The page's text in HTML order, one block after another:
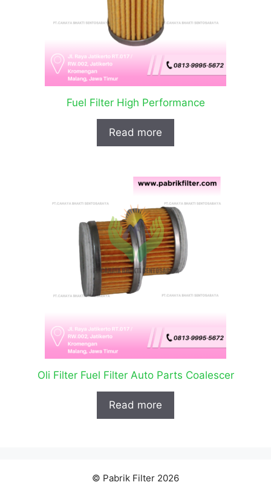
Fuel Filter High Performance
Read more
Oli Filter Fuel Filter Auto Parts Coalescer
Read more
© Pabrik Filter 2026